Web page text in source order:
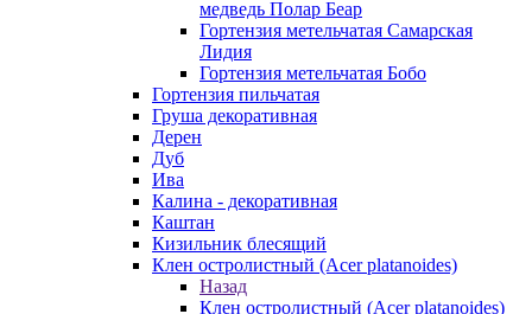
медведь Полар Беар
Гортензия метельчатая Самарская
Лидия
Гортензия метельчатая Бобо
Гортензия пильчатая
Груша декоративная
Дерен
Дуб
Ива
Калина - декоративная
Каштан
Кизильник блесящий
Клен остролистный (Acer platanoides)
Назад
Клен остролистный (Acer platanoides)